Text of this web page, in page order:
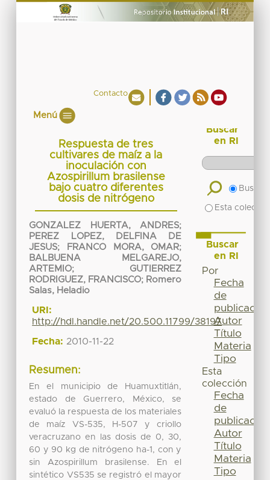
Contacto
Menú
Respuesta de tres
cultivares de maíz a la
inoculación con
Azospirillum brasilense
bajo cuatro diferentes
dosis de nitrógeno
GONZALEZ HUERTA, ANDRES;
PEREZ LOPEZ, DELFINA DE
JESUS; FRANCO MORA, OMAR;
BALBUENA MELGAREJO,
ARTEMIO; GUTIERREZ
RODRIGUEZ, FRANCISCO; Romero
Salas, Heladio
URI:
http://hdl.handle.net/20.500.11799/38197
Fecha: 2010-11-22
Resumen:
En el municipio de Huamuxtitlán,
estado de Guerrero, México, se
evaluó la respuesta de los materiales
de maíz VS-535, H-507 y criollo
veracruzano en las dosis de 0, 30,
60 y 90 kg de nitrógeno ha-1, con y
sin Azospirillum brasilense. En el
sintético VS535 se registró el mayor
Buscar
en RI
Buscar
Esta
Buscar
en RI
Por
Fecha
de
publicación
Autor
Título
Materia
Tipo
Esta
colección
Fecha
de
publicación
Autor
Título
Materia
Tipo